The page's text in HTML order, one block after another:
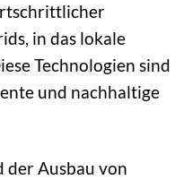
in das lokale
Technologien sind
und nachhaltige
Ausbau von